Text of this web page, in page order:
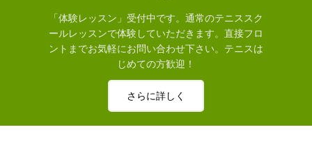
「体験レッスン」受付中です。通常のテニススク
ールレッスンで体験していただきます。直接フロ
ントまでお気軽にお問い合わせ下さい。テニスは
じめての方歓迎！
さらに詳しく